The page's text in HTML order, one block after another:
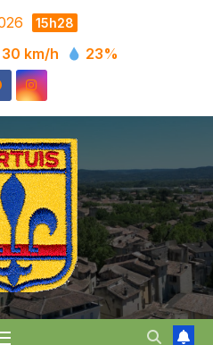
15h28
30 km/h 23%